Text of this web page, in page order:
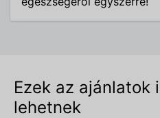
Ezek az ajánlatok
lehetnek